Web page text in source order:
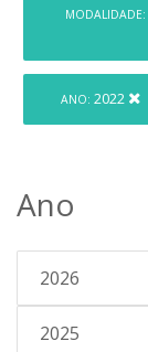
MODALIDADE:
ANO: 2022
Ano
2026
2025